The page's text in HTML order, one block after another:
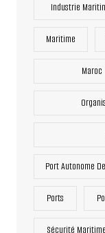
Industrie
Maritime
Maroc
Port Autonome
Ports
Sécurité Maritime